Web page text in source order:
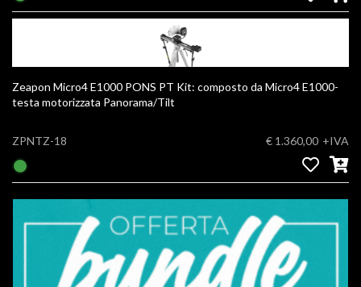
Zeapon Micro4 E1000 PONS PT Kit: composto da Micro4 E1000-
testa motorizzata Panorama/Tilt
ZPNTZ-18 € 1.360,00 +IVA